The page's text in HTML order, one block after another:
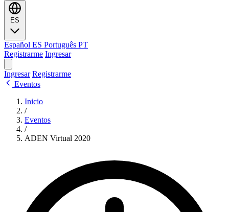
ES
Español ES Português PT
Registrarme Ingresar
Ingresar Registrarme
Eventos
Inicio
/
Eventos
/
ADEN Virtual 2020